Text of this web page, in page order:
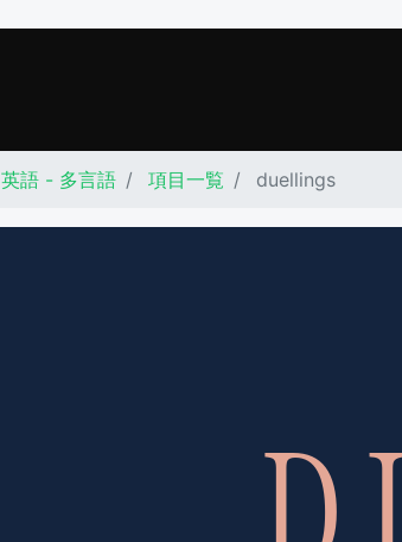
英語 - 多言語 項目一覧 duellings